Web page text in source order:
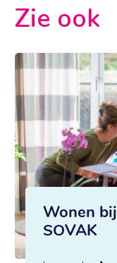
Zie ook
Wonen bij
SOVAK